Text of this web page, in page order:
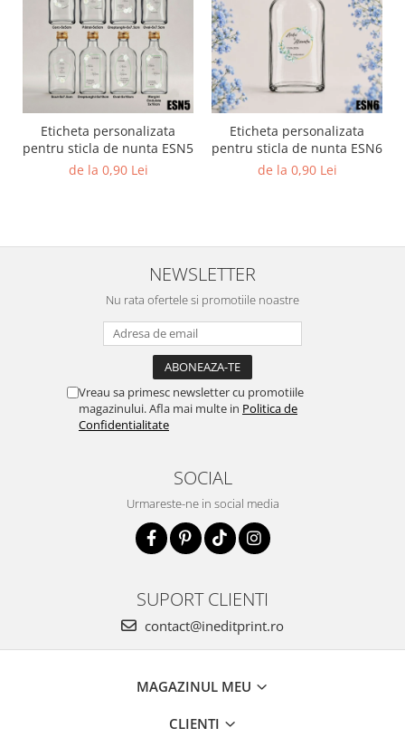
Pachete de toppere
Oferte (Cake Toppers)
Oferte (Toppere Flori)
Pachete Inedite
Stand Prezentare
Oneline (Topper Lateral)
Eticheta personalizata
pentru sticla de nunta ESN5
de la 0,90 Lei
Eticheta personalizata
pentru sticla de nunta ESN6
de la 0,90 Lei
NEWSLETTER
Nu rata ofertele si promotiile noastre
Vreau sa primesc newsletter cu promotiile
magazinului. Afla mai multe in Politica de
Confidentialitate
SOCIAL
Urmareste-ne in social media
SUPORT CLIENTI
contact@ineditprint.ro
MAGAZINUL MEU
CLIENTI